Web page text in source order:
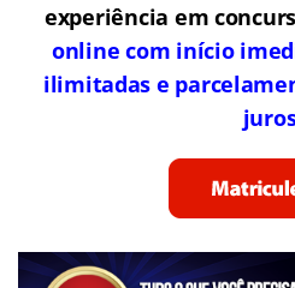
experiência em
online com início
ilimitadas e